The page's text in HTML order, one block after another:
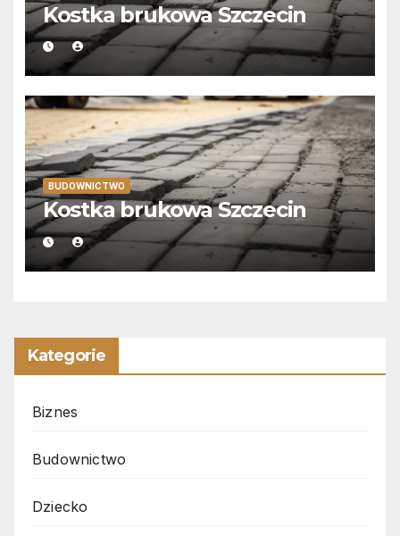
Kostka brukowa Szczecin
BUDOWNICTWO
Kostka brukowa Szczecin
Kategorie
Biznes
Budownictwo
Dziecko